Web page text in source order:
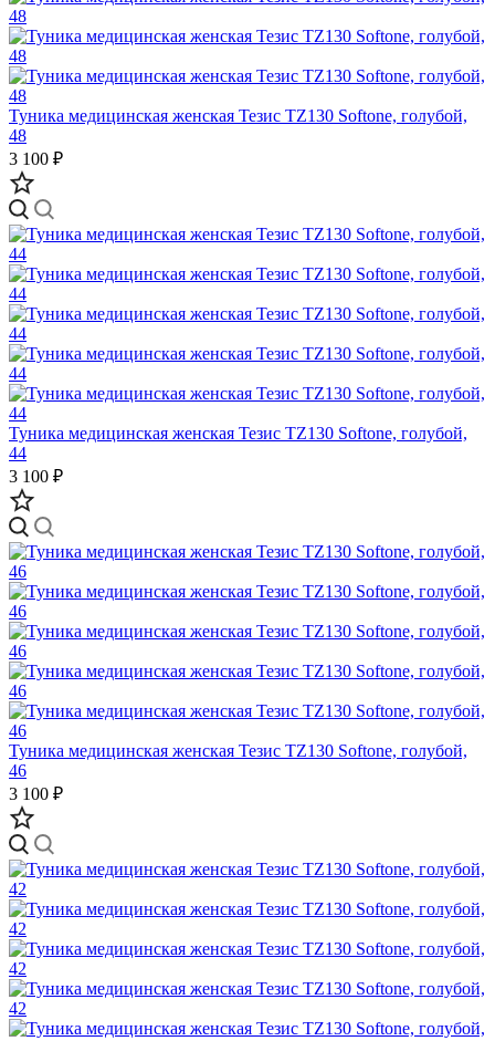
Туника медицинская женская Тезис TZ130 Softone, голубой,
48
3 100 ₽
Туника медицинская женская Тезис TZ130 Softone, голубой,
44
3 100 ₽
Туника медицинская женская Тезис TZ130 Softone, голубой,
46
3 100 ₽